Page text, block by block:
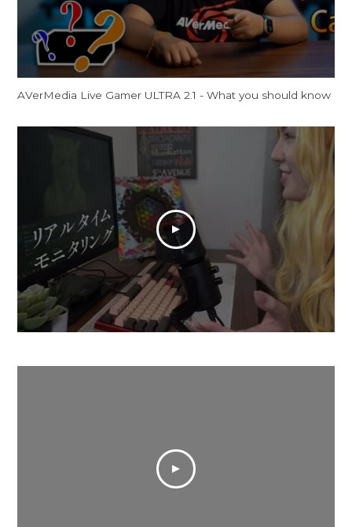
AVerMedia Live Gamer ULTRA 2.1 - What you should know